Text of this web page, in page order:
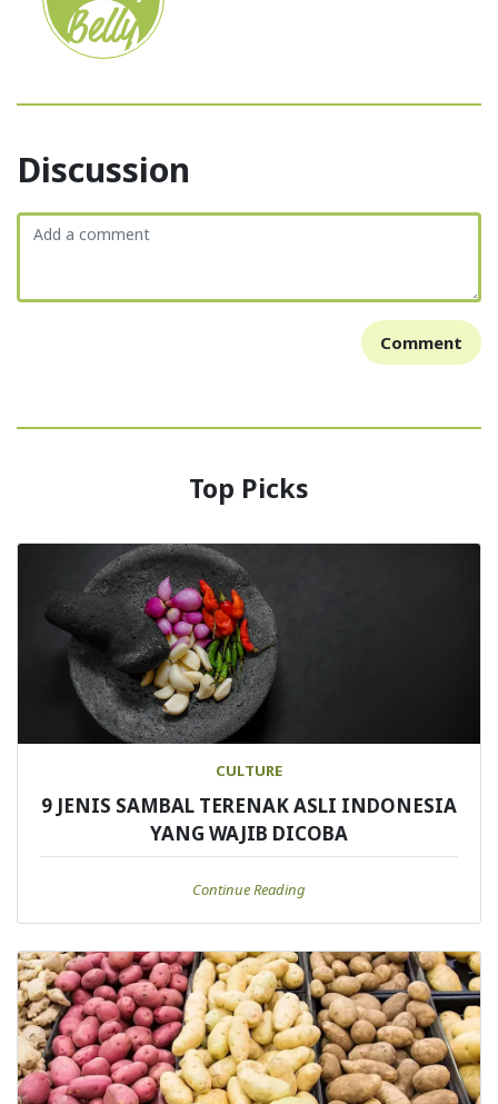
Discussion
Comment
Top Picks
CULTURE
9 JENIS SAMBAL TERENAK ASLI INDONESIA
YANG WAJIB DICOBA
Continue Reading